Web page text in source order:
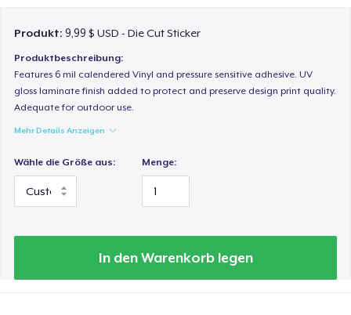
Produkt:9,99 $ USD - Die Cut Sticker
Produktbeschreibung:
Features 6 mil calendered Vinyl and pressure sensitive adhesive. UV
gloss laminate finish added to protect and preserve design print quality.
Adequate for outdoor use.
Mehr Details Anzeigen
Wähle die Größe aus: Menge:
In den Warenkorb legen